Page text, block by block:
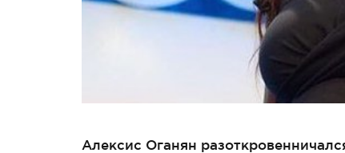
Алексис Оганян